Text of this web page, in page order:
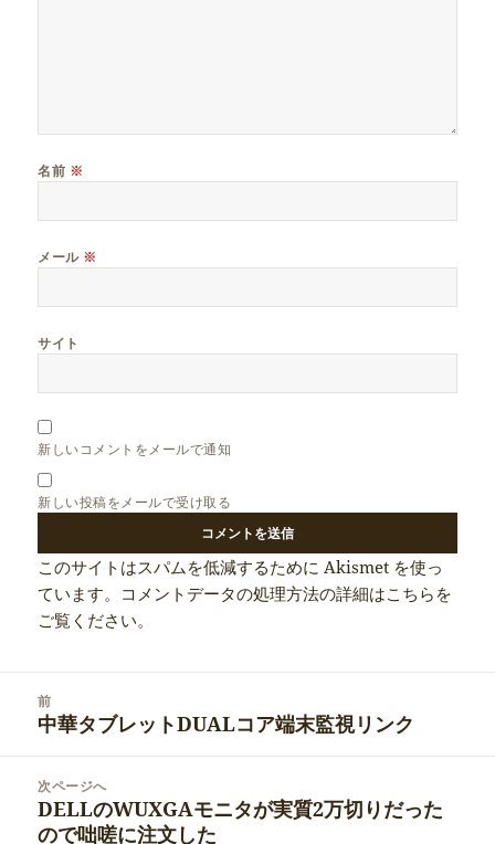
名前 ※
メール ※
サイト
新しいコメントをメールで通知
新しい投稿をメールで受け取る
このサイトはスパムを低減するために Akismet を使っ
ています。 コメントデータの処理方法の詳細はこちらを
ご覧ください。
ビ
前
前
の
投
稿:
中華タブレットDUALコア端末監視リンク
次ページへ
次
の
DELLのWUXGAモニタが実質2万切りだった
ので咄嗟に注文した